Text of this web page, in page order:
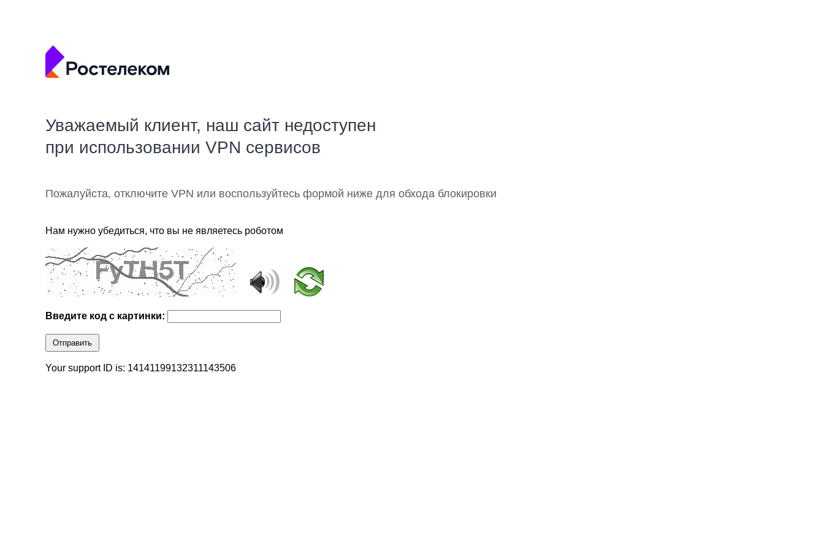
Уважаемый клиент, наш сайт недоступен
при использовании VPN сервисов
Пожалуйста, отключите VPN или воспользуйтесь формой ниже для обхода блокировки
Нам нужно убедиться, что вы не являетесь роботом
Введите код с картинки:
Отправить
Your support ID is: 14141199132311143506